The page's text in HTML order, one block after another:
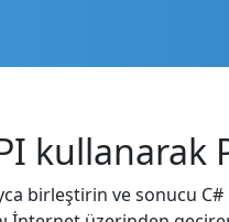
birleştirin ve sonucu